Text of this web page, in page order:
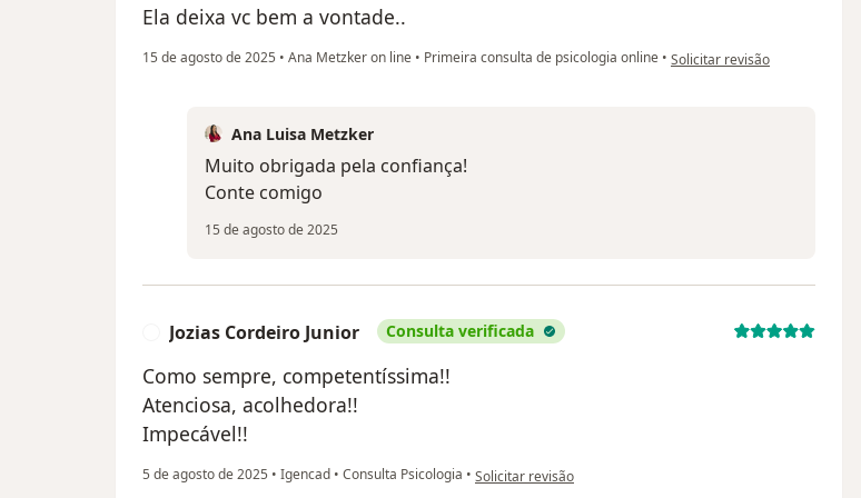
Ela deixa vc bem a vontade..
15 de agosto de 2025 • Ana Metzker on line • Primeira consulta de psicologia online • na opinião do utilizador Lucilene
Solicitar revisão
Ana Luisa Metzker
Muito obrigada pela confiança!
Conte comigo
15 de agosto de 2025
Jozias Cordeiro Junior Consulta verificada
Como sempre, competentíssima!!
Atenciosa, acolhedora!!
Impecável!!
5 de agosto de 2025 • Igencad • Consulta Psicologia • na opinião do utilizador Jozias Cordeiro Junior
Solicitar revisão